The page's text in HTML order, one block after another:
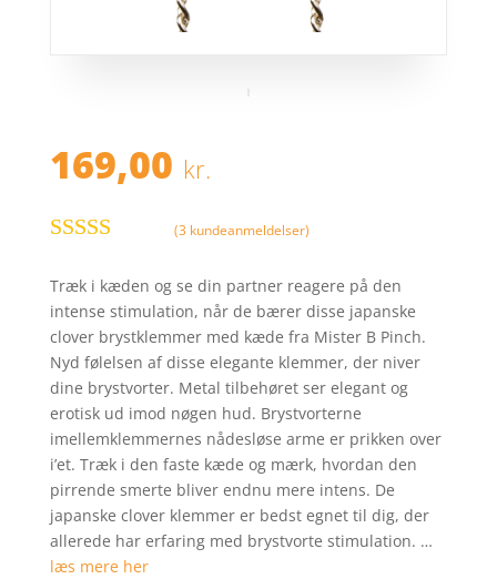
169,00 kr.
som4.4ud
af 5 baseret
på
kundebedø
mmelser
(3kundeanmeldelser)
Træk i kæden og se din partner reagere på den
intense stimulation, når de bærer disse japanske
clover brystklemmer med kæde fra Mister B Pinch.
Nyd følelsen af disse elegante klemmer, der niver
dine brystvorter. Metal tilbehøret ser elegant og
erotisk ud imod nøgen hud. Brystvorterne
imellemklemmernes nådesløse arme er prikken over
i’et. Træk i den faste kæde og mærk, hvordan den
pirrende smerte bliver endnu mere intens. De
japanske clover klemmer er bedst egnet til dig, der
allerede har erfaring med brystvorte stimulation. …
læs mere her